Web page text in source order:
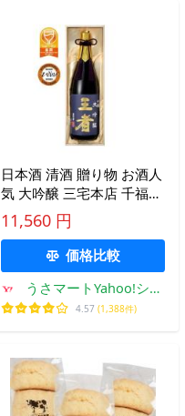
日本酒 清酒 贈り物 お酒人
気 大吟醸 三宅本店 千福
三宅本店 千福 大吟醸王者
1.8L
11,560 円
価格比較
うさマートYahoo!ショ
ッピング店
4.57 (1,388件)